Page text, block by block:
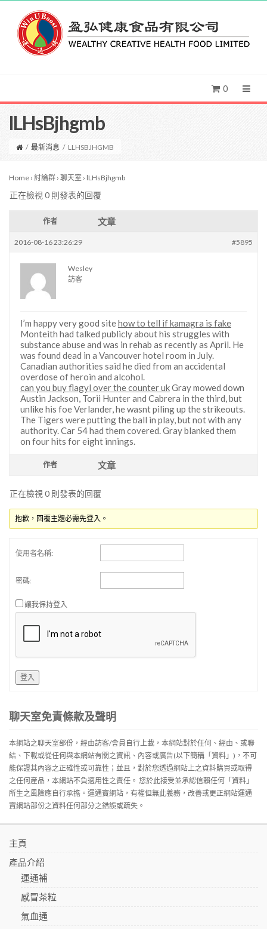
0
lLHsBjhgmb
/ 最新消息 / LLHSBJHGMB
Home › 討論群 › 聊天室 › lLHsBjhgmb
正在檢視 0 則發表的回覆
作者 文章
2016-08-16 23:26:29 #5895
Wesley
訪客
I’m happy very good sitehow to tell if kamagra is fake
Monteith had talked publicly about his struggles with
substance abuse and was in rehab as recently as April. He
was found dead in a Vancouver hotel room in July.
Canadian authorities said he died from an accidental
overdose of heroin and alcohol.
can you buy flagyl over the counter ukGray mowed down
Austin Jackson, Torii Hunter and Cabrera in the third, but
unlike his foe Verlander, he wasnt piling up the strikeouts.
The Tigers were putting the ball in play, but not with any
authority. Car 54 had them covered. Gray blanked them
on four hits for eight innings.
作者 文章
正在檢視 0 則發表的回覆
抱歉，回覆主題必需先登入。
使用者名稱:
密碼:
讓我保持登入
登入
聊天室免責條款及聲明
本網站之聊天室部份，經由訪客/會員自行上載，本網站對於任何、經由、或聯
結、下載或從任何與本網站有關之資訊、內容或廣告(以下簡稱「資料」)，不可
能保證其內容之正確性或可靠性；並且，對於您透過網站上之資料購買或取得
之任何産品，本網站不負適用性之責任。 您於此接受並承認信賴任何「資料」
所生之風險應自行承擔。運通寶網站，有權但無此義務，改善或更正網站運通
寶網站部份之資料任何部分之錯誤或疏失。
主頁
產品介紹
運通補
感冒茶粒
氣血通